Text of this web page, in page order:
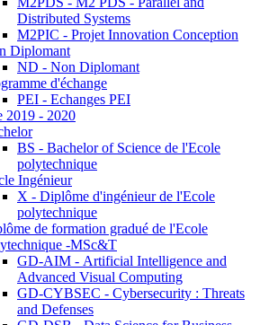
Distributed Systems
M2PIC - Projet Innovation Conception
Diplomant
ND - Non Diplomant
d'échange
PEI - Echanges PEI
2019 - 2020
BS - Bachelor of Science de l'Ecole
polytechnique
Ingénieur
X - Diplôme d'ingénieur de l'Ecole
polytechnique
de formation gradué de l'Ecole
-MSc&T
GD-AIM - Artificial Intelligence and
Advanced Visual Computing
GD-CYBSEC - Cybersecurity : Threats
and Defenses